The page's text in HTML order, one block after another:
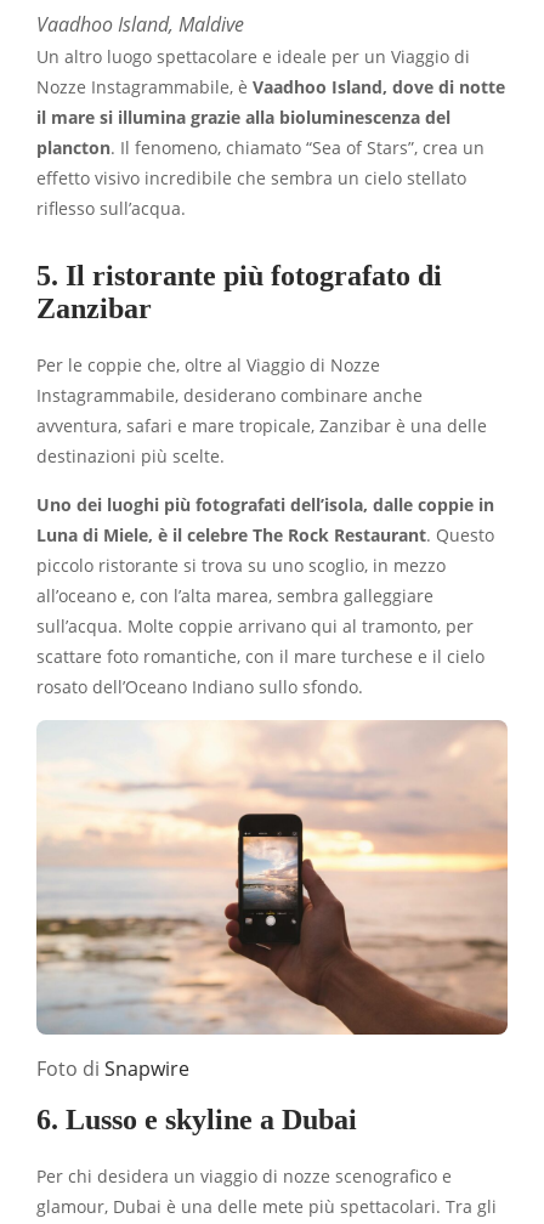
Vaadhoo Island, Maldive
Un altro luogo spettacolare e ideale per un Viaggio di
Nozze Instagrammabile, è Vaadhoo Island, dove di notte
il mare si illumina grazie alla bioluminescenza del
plancton. Il fenomeno, chiamato “Sea of Stars”, crea un
effetto visivo incredibile che sembra un cielo stellato
riflesso sull’acqua.
5. Il ristorante più fotografato di
Zanzibar
Per le coppie che, oltre al Viaggio di Nozze
Instagrammabile, desiderano combinare anche
avventura, safari e mare tropicale, Zanzibar è una delle
destinazioni più scelte.
Uno dei luoghi più fotografati dell’isola, dalle coppie in
Luna di Miele, è il celebre The Rock Restaurant. Questo
piccolo ristorante si trova su uno scoglio, in mezzo
all’oceano e, con l’alta marea, sembra galleggiare
sull’acqua. Molte coppie arrivano qui al tramonto, per
scattare foto romantiche, con il mare turchese e il cielo
rosato dell’Oceano Indiano sullo sfondo.
Foto di Snapwire
6. Lusso e skyline a Dubai
Per chi desidera un viaggio di nozze scenografico e
glamour, Dubai è una delle mete più spettacolari. Tra gli